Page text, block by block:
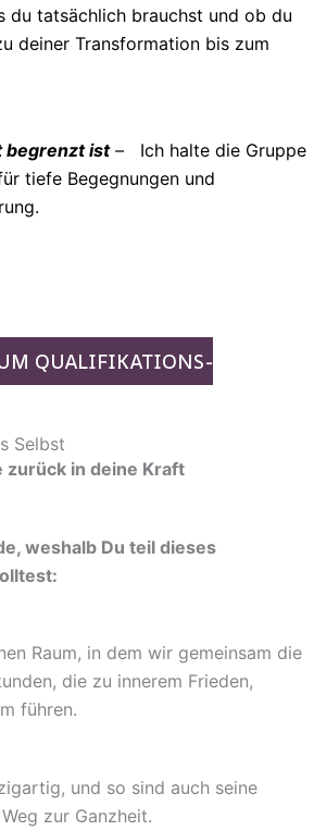
du tatsächlich brauchst und ob du
deiner Transformation bis zum
begrenzt ist–
Ich halte die Gruppe
tiefe Begegnungen und
QUALIFIKATIONS-
Selbst
zurück in deine Kraft
weshalb Du teil dieses
Raum, in dem wir gemeinsam die
die zu innerem Frieden,
führen.
und so sind auch seine
zur Ganzheit.